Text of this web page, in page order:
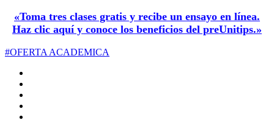
«Toma tres clases gratis y recibe un ensayo en línea.
Haz clic aquí y conoce los beneficios del preUnitips.»
#OFERTA ACADEMICA